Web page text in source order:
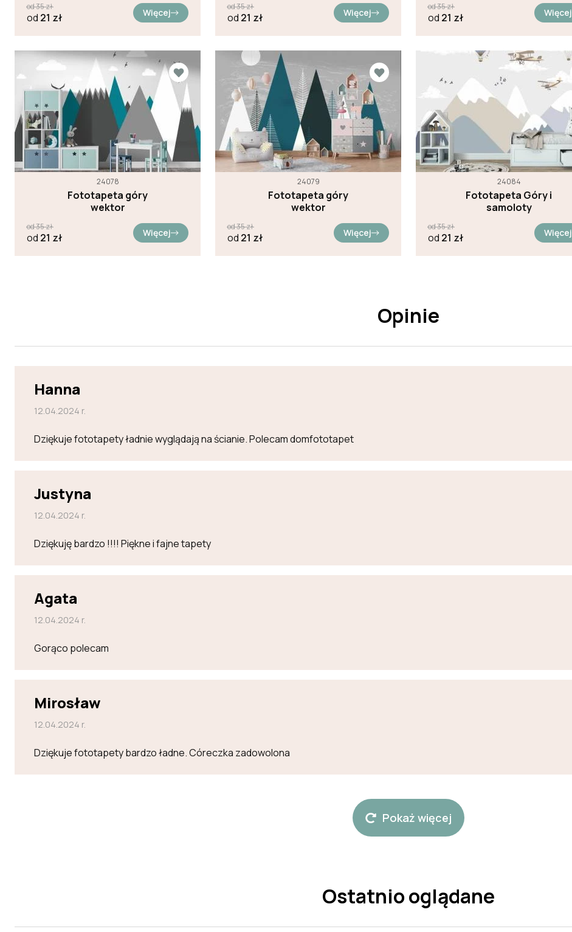
od35zł
od 21 zł Więcej
od35zł
od 21 zł Więcej
od35zł
od 21 zł Więcej
24078
Fototapeta góry
wektor
od35zł
od 21 zł Więcej
24079
Fototapeta góry
wektor
od35zł
od 21 zł Więcej
24084
Fototapeta Góry i
samoloty
od35zł
od 21 zł Więcej
Opinie
Hanna
12.04.2024 r.
Dziękuje fototapety ładnie wyglądają na ścianie. Polecam domfototapet
Justyna
12.04.2024 r.
Dziękuję bardzo !!!! Piękne i fajne tapety
Agata
12.04.2024 r.
Gorąco polecam
Mirosław
12.04.2024 r.
Dziękuje fototapety bardzo ładne. Córeczka zadowolona
Pokaż więcej
Ostatnio oglądane